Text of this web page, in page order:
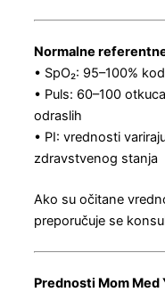
Normalne
• SpO₂: 95–100%
• Puls: 60–100
odraslih
• PI: vrednosti
zdravstvenog stanja
Ako su očitane
preporučuje se
Prednosti Mom Med